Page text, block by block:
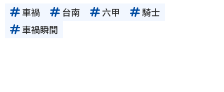
車禍 台南 六甲
騎士
車禍瞬間